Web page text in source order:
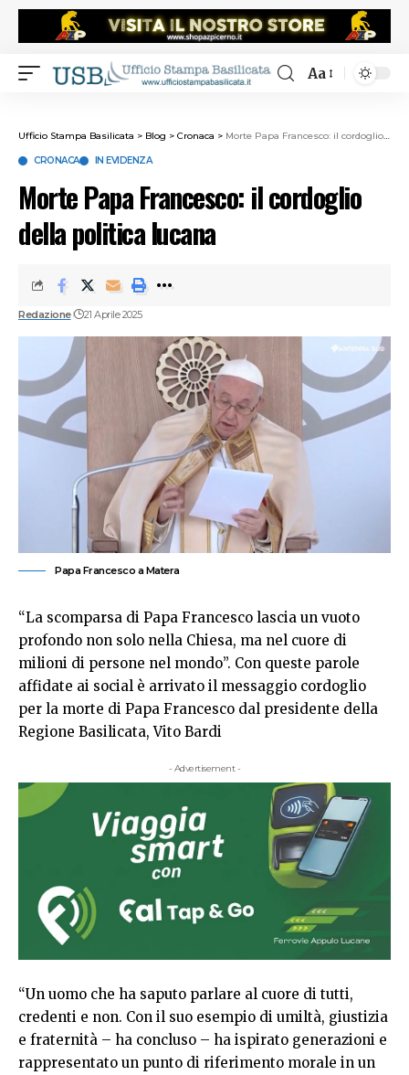
Aa
Ufficio Stampa Basilicata > Blog > Cronaca > Morte Papa Francesco: il cordoglio della politica lucana
CRONACA IN EVIDENZA
Morte Papa Francesco: il cordoglio
della politica lucana
Redazione 21 Aprile 2025
Papa Francesco a Matera
“La scomparsa di Papa Francesco lascia un vuoto
profondo non solo nella Chiesa, ma nel cuore di
milioni di persone nel mondo”. Con queste parole
affidate ai social è arrivato il messaggio cordoglio
per la morte di Papa Francesco dal presidente della
Regione Basilicata, Vito Bardi
- Advertisement -
“Un uomo che ha saputo parlare al cuore di tutti,
credenti e non. Con il suo esempio di umiltà, giustizia
e fraternità – ha concluso – ha ispirato generazioni e
rappresentato un punto di riferimento morale in un